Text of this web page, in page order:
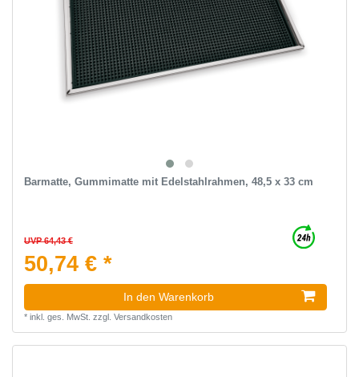
Barmatte, Gummimatte mit Edelstahlrahmen, 48,5 x 33 cm
UVP 64,43 €
50,74 € *
In den Warenkorb
* inkl. ges. MwSt. zzgl. Versandkosten